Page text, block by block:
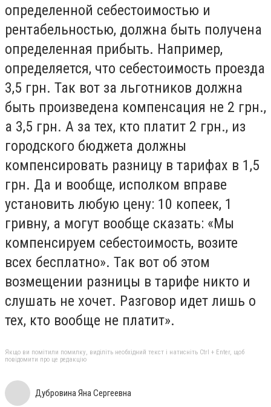
определенной себестоимостью и
рентабельностью, должна быть получена
определенная прибыть. Например,
определяется, что себестоимость проезда
3,5 грн. Так вот за льготников должна
быть произведена компенсация не 2 грн.,
а 3,5 грн. А за тех, кто платит 2 грн., из
городского бюджета должны
компенсировать разницу в тарифах в 1,5
грн. Да и вообще, исполком вправе
установить любую цену: 10 копеек, 1
гривну, а могут вообще сказать: «Мы
компенсируем себестоимость, возите
всех бесплатно». Так вот об этом
возмещении разницы в тарифе никто и
слушать не хочет. Разговор идет лишь о
тех, кто вообще не платит».
Якщо ви помітили помилку, виділіть необхідний текст і натисніть Ctrl + Enter, щоб
повідомити про це редакцію
Дубровина Яна Сергеевна